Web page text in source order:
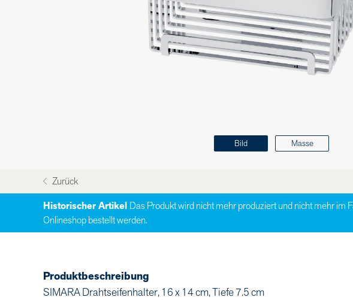
Bild Masse
Zurück
Historischer Artikel Das Produkt wird nicht mehr produziert und nicht mehr im
Onlineshop bestellt werden.
Produktbeschreibung
SIMARA Drahtseifenhalter, 16 x 14 cm, Tiefe 7.5 cm